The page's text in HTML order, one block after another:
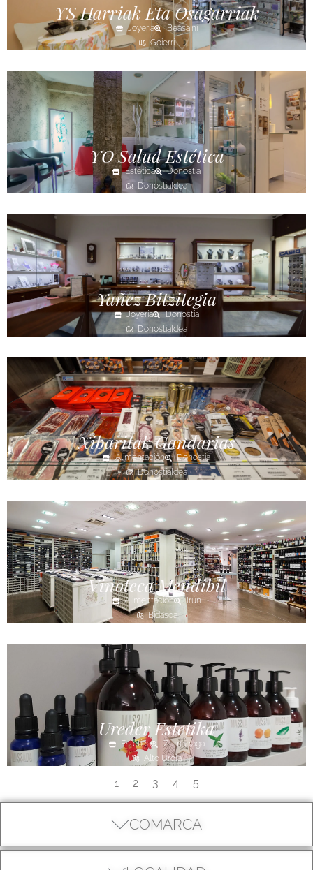
COMARCA
YS Harriak Eta Osagarriak
Joyería
Beasaini
Goierri
YO Salud Estética
Estética
Donostia
Donostialdea
Yañez Bitzitegia
Joyería
Donostia
Donostialdea
Xibaritak Gandarias
Alimentación
Donostia
Donostialdea
Vinoteca Mendibil
Alimentación
Irún
Bidasoa
Ureder Estetika
Estética
Zumarraga
Alto Urola
1 2 3 4 5